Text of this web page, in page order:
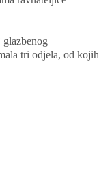
glazbenog
tri odjela, od kojih